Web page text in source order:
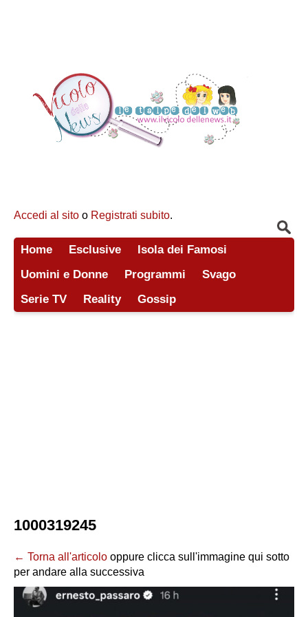
Accedi al sito o Registrati subito.
Home Esclusive
Isola dei Famosi
Uomini e Donne
Programmi
Svago
Serie TV
Reality Gossip
1000319245
← Torna all'articolo oppure clicca sull'immagine qui sotto
per andare alla successiva